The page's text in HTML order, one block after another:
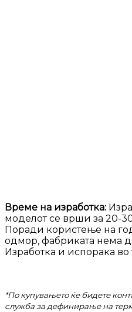
Време на изработка:
моделот се врши за 20-
Поради користење на
одмор, фабриката нема
Изработка и испорака во
*По купувањето ќе бидете
служба за дефинирање на